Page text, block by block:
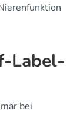
Label-
bei